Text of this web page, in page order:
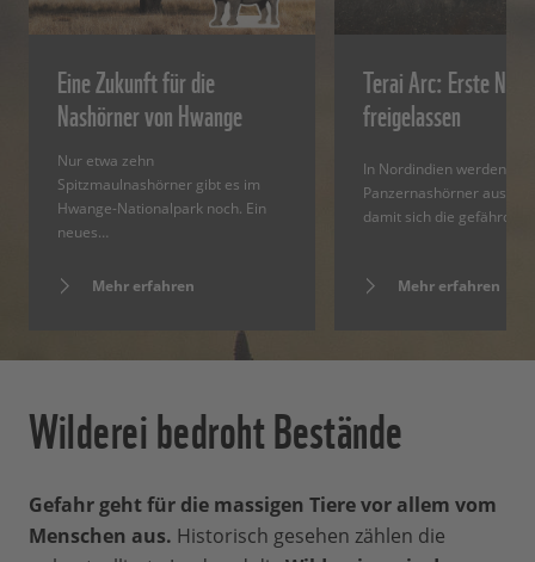
Eine Zukunft für die
Nashörner von Hwange
Nur etwa zehn
Spitzmaulnashörner gibt es im
Hwange-Nationalpark noch. Ein
neues…
Mehr erfahren
Terai Arc: Erste
freigelassen
In Nordindien werden
Panzernashörner
damit sich die
Mehr erfahren
Wilderei bedroht Bestände
Gefahr geht für die massigen Tiere vor allem vom
Menschen aus. Historisch gesehen zählen die